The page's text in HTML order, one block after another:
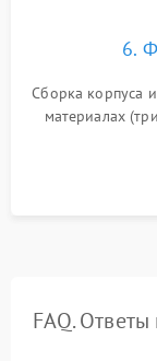
6.
Сборка корпуса
материалах
ровности
FAQ.